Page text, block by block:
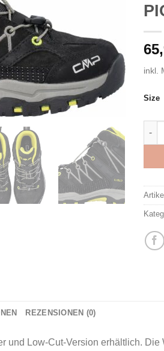
inkl.
Size
REZENSIONEN (0)
und Low-Cut-Version erhältlich.